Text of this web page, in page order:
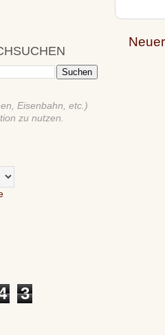
Eisenbahn, etc.)
zu nutzen.
3